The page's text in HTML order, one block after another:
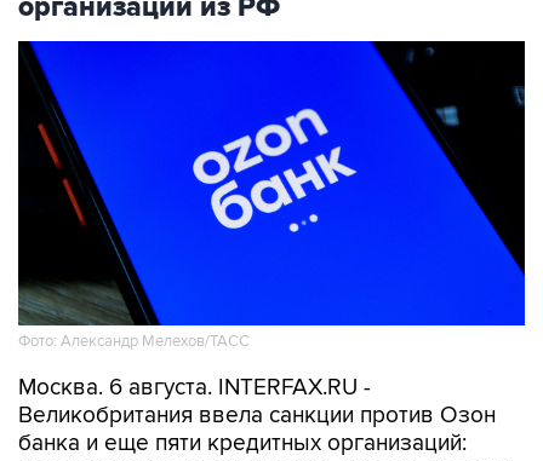
организаций из РФ
Фото: Александр Мелехов/ТАСС
Москва. 6 августа. INTERFAX.RU -
Великобритания ввела санкции против Озон
банка и еще пяти кредитных организаций: